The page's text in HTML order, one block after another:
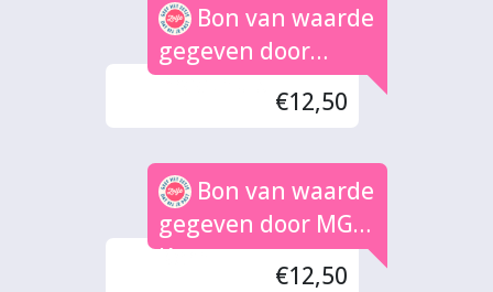
Bon van waarde
gegeven door
Praathuis
€12,50
Bon van waarde
gegeven door MG
Kern
€12,50